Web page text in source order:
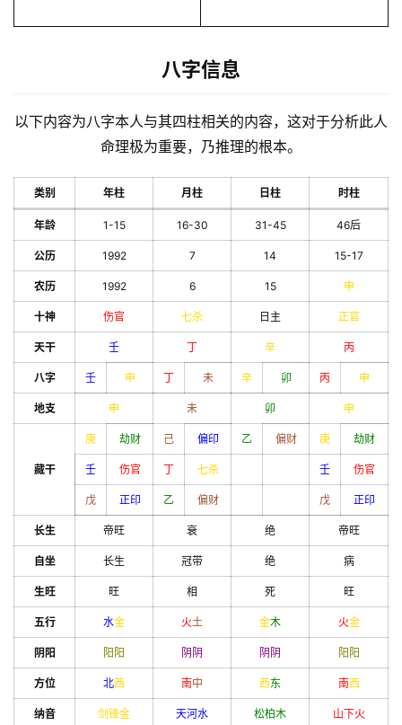
八字信息
以下内容为八字本人与其四柱相关的内容，这对于分析此人
命理极为重要，乃推理的根本。
类别 年柱 月柱 日柱 时柱
年龄 1-15 16-30 31-45 46后
公历 1992 7 14 15-17
农历 1992 6 15 申
十神 伤官 七杀 日主 正官
天干 壬 丁 辛 丙
八字 壬 申 丁 未 辛 卯 丙 申
地支 申 未 卯 申
藏干
庚 劫财 己 偏印 乙 偏财 庚 劫财
壬 伤官 丁 七杀 壬 伤官
戊 正印 乙 偏财 戊 正印
长生 帝旺 衰 绝 帝旺
自坐 长生 冠带 绝 病
生旺 旺 相 死 旺
五行 水金 火土 金木 火金
阴阳 阳 阳 阴 阴 阴 阴 阳 阳
方位 北西 南中 西东 南西
纳音 剑锋金 天河水 松柏木 山下火